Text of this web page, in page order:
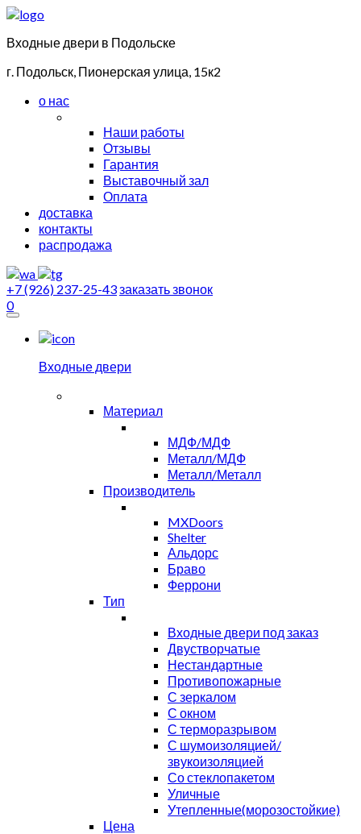
Входные двери в Подольске
г. Подольск, Пионерская улица, 15к2
о нас
Наши работы
Отзывы
Гарантия
Выставочный зал
Оплата
доставка
контакты
распродажа
+7 (926) 237-25-43заказать звонок
0
Входные двери
Материал
МДФ/МДФ
Металл/МДФ
Металл/Металл
Производитель
MXDoors
Shelter
Альдорс
Браво
Феррони
Тип
Входные двери под заказ
Двустворчатые
Нестандартные
Противопожарные
С зеркалом
С окном
С терморазрывом
С шумоизоляцией/
звукоизоляцией
Со стеклопакетом
Уличные
Утепленные(морозостойкие)
Цена